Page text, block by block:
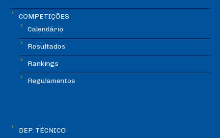
COMPETIÇÕES
Calendário
Resultados
Rankings
Regulamentos
DEP. TÉCNICO